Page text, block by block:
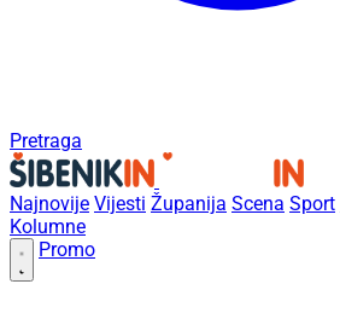
Pretraga
Najnovije Vijesti Županija Scena Sport
Kolumne
Promo